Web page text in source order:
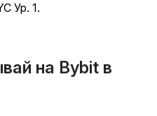
Ур. 1.
на Bybit в